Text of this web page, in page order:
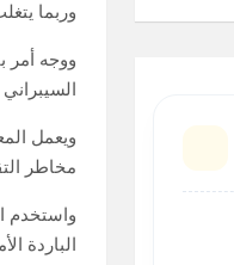
وربما
ووجه أمر
ويعمل
مخاطر
واستخدم
الباردة